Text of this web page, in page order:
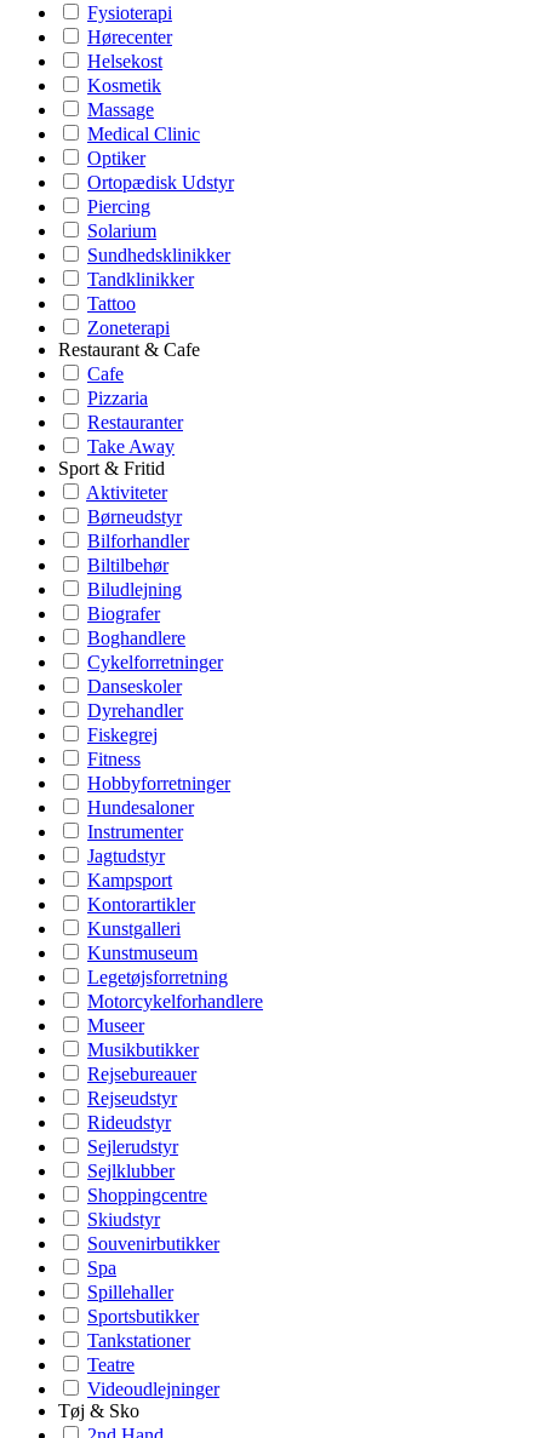
Fysioterapi
Hørecenter
Helsekost
Kosmetik
Massage
Medical Clinic
Optiker
Ortopædisk Udstyr
Piercing
Solarium
Sundhedsklinikker
Tandklinikker
Tattoo
Zoneterapi
Restaurant & Cafe
Cafe
Pizzaria
Restauranter
Take Away
Sport & Fritid
Aktiviteter
Børneudstyr
Bilforhandler
Biltilbehør
Biludlejning
Biografer
Boghandlere
Cykelforretninger
Danseskoler
Dyrehandler
Fiskegrej
Fitness
Hobbyforretninger
Hundesaloner
Instrumenter
Jagtudstyr
Kampsport
Kontorartikler
Kunstgalleri
Kunstmuseum
Legetøjsforretning
Motorcykelforhandlere
Museer
Musikbutikker
Rejsebureauer
Rejseudstyr
Rideudstyr
Sejlerudstyr
Sejlklubber
Shoppingcentre
Skiudstyr
Souvenirbutikker
Spa
Spillehaller
Sportsbutikker
Tankstationer
Teatre
Videoudlejninger
Tøj & Sko